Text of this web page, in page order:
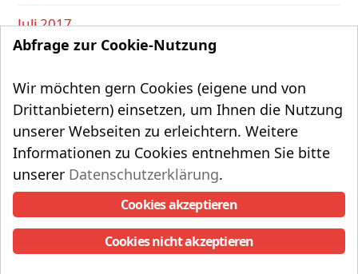
Juli 2017
März 2017
vorheriger
Beitrag:
Der Sachsenwalder
Februar 2018.
Nächster
Beitrag:
Der Sachsenwalder
Copyright UWG Aumühle e.V.
UWG auf Instagram
Datenschutzerklärung
Impressum
Abfrage zur Cookie-Nutzung
Wir möchten gern Cookies (eigene und von
Drittanbietern) einsetzen, um Ihnen die Nutzung
unserer Webseiten zu erleichtern. Weitere
Informationen zu Cookies entnehmen Sie bitte
unserer Datenschutzerklärung.
Cookies akzeptieren
Cookies nicht akzeptieren